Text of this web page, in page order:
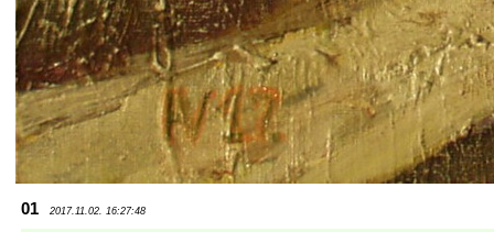
01 2017.11.02. 16:27:48